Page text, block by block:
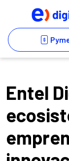
Entel